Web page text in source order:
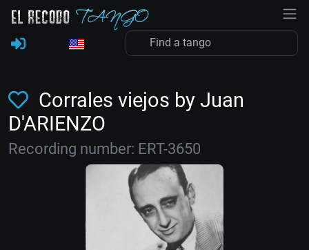
Corrales viejos by Juan
D'ARIENZO
Recording number: ERT-3650